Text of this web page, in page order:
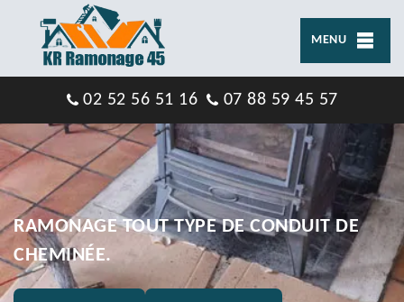
MENU
02 52 56 51 16 07 88 59 45 57
RAMONAGE TOUT TYPE DE CONDUIT DE
CHEMINÉE.